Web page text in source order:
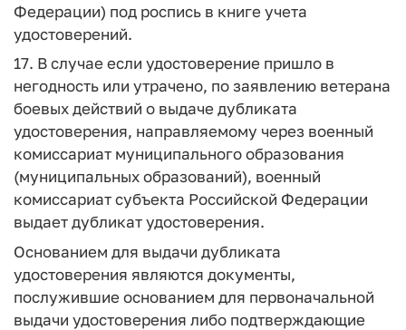
Федерации) под роспись в книге учета
удостоверений.
17. В случае если удостоверение пришло в
негодность или утрачено, по заявлению ветерана
боевых действий о выдаче дубликата
удостоверения, направляемому через военный
комиссариат муниципального образования
(муниципальных образований), военный
комиссариат субъекта Российской Федерации
выдает дубликат удостоверения.
Основанием для выдачи дубликата
удостоверения являются документы,
послужившие основанием для первоначальной
выдачи удостоверения либо подтверждающие